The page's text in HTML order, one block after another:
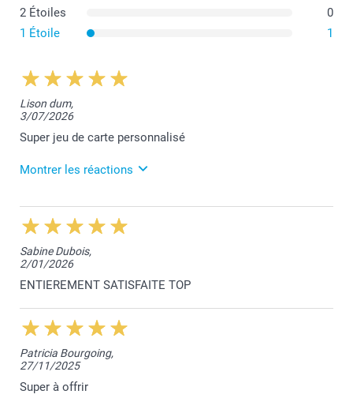
L'utilisation de produits et de solvants trop agressifs
disparaître vos belles photos au fur et à mesure des
Il est également conseillé de ne pas garder les cartes
avec douceur et surtout de les ranger dans l’étui après
chaque utilisation.
2 Étoiles
0
1 Étoile
1
Lison dum,
3/07/2026
Super jeu de carte personnalisé
Montrer les réactions
8/07/2026
12:04
Bonjour Lison,
Je vous remercie pour votre retour.
Je suis heureuse que le jeu de carte ainsi que la
Je vous souhaite une belle journée
Toumia de smartphoto
Sabine Dubois,
2/01/2026
ENTIEREMENT SATISFAITE TOP
Patricia Bourgoing,
27/11/2025
Super à offrir